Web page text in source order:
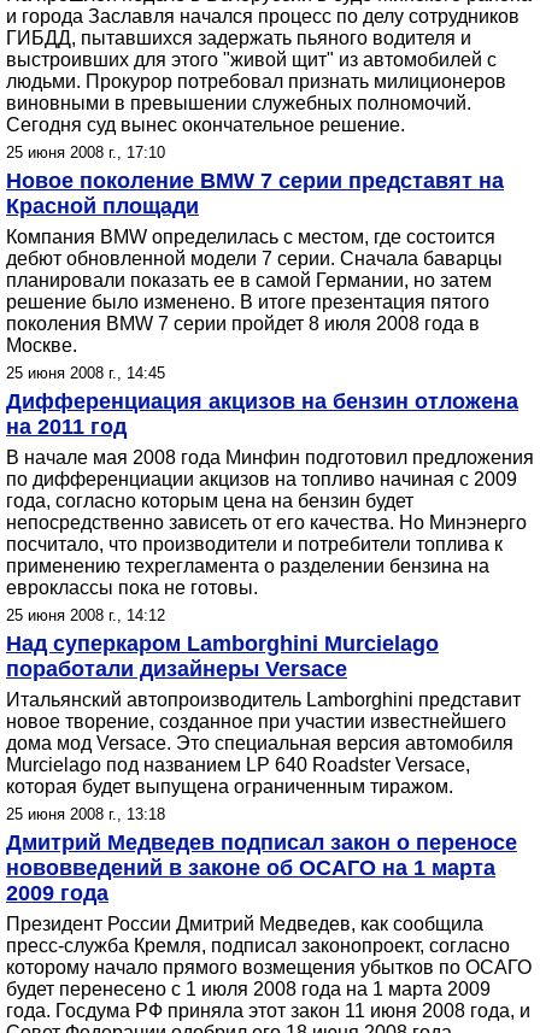
и города Заславля начался процесс по делу сотрудников
ГИБДД, пытавшихся задержать пьяного водителя и
выстроивших для этого "живой щит" из автомобилей с
людьми. Прокурор потребовал признать милиционеров
виновными в превышении служебных полномочий.
Сегодня суд вынес окончательное решение.
25 июня 2008 г., 17:10
Новое поколение BMW 7 серии представят на
Красной площади
Компания BMW определилась с местом, где состоится
дебют обновленной модели 7 серии. Сначала баварцы
планировали показать ее в самой Германии, но затем
решение было изменено. В итоге презентация пятого
поколения BMW 7 серии пройдет 8 июля 2008 года в
Москве.
25 июня 2008 г., 14:45
Дифференциация акцизов на бензин отложена
на 2011 год
В начале мая 2008 года Минфин подготовил предложения
по дифференциации акцизов на топливо начиная c 2009
года, согласно которым цена на бензин будет
непосредственно зависеть от его качества. Но Минэнерго
посчитало, что производители и потребители топлива к
применению техрегламента о разделении бензина на
евроклассы пока не готовы.
25 июня 2008 г., 14:12
Над суперкаром Lamborghini Murcielago
поработали дизайнеры Versace
Итальянский автопроизводитель Lamborghini представит
новое творение, созданное при участии известнейшего
дома мод Versace. Это специальная версия автомобиля
Murcielago под названием LP 640 Roadster Versace,
которая будет выпущена ограниченным тиражом.
25 июня 2008 г., 13:18
Дмитрий Медведев подписал закон о переносе
нововведений в законе об ОСАГО на 1 марта
2009 года
Президент России Дмитрий Медведев, как сообщила
пресс-служба Кремля, подписал законопроект, согласно
которому начало прямого возмещения убытков по ОСАГО
будет перенесено с 1 июля 2008 года на 1 марта 2009
года. Госдума РФ приняла этот закон 11 июня 2008 года, и